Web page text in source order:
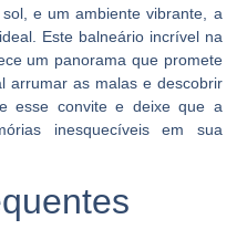
e um ambiente vibrante, a
Este balneário incrível na
um panorama que promete
arrumar as malas e descobrir
esse convite e deixe que a
inesquecíveis em sua